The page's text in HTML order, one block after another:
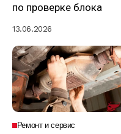
по проверке блока
13.06.2026
Ремонт и сервис